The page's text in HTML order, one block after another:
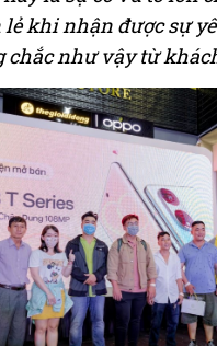
lẻ khi nhận được sự
như vậy từ